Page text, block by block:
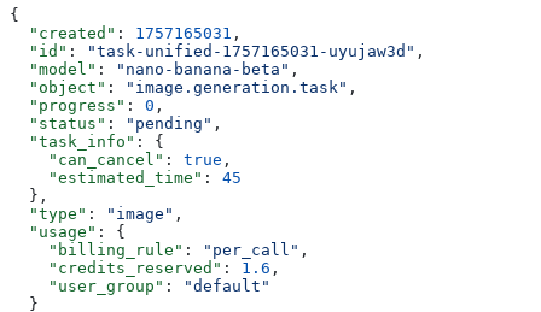
{
  "created"
: 1757165031 ,
  "id"
: "task-unified-1757165031-uyujaw3d" ,
  "model"
: "nano-banana-beta" ,
  "object"
: "image.generation.task" ,
  "progress"
: 0 ,
  "status"
: "pending" ,
  "task_info"
: {
    "can_cancel"
: true ,
    "estimated_time"
: 45
  },
  "type"
: "image" ,
  "usage"
: {
    "billing_rule"
: "per_call" ,
    "credits_reserved"
: 1.6 ,
    "user_group"
:
"default"
  }